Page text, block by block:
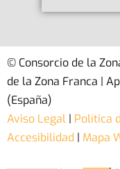
© Consorcio de la
de la Zona Franca |
(España)
Aviso Legal | Política
Accesibilidad | Mapa